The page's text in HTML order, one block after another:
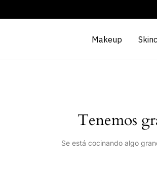
Makeup
Tenemos
Se está cocinando algo